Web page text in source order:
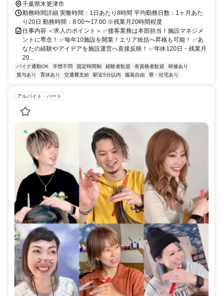
千葉県木更津市
勤務時間詳細 実働時間：1日あたり8時間 平均勤務日数：1ヶ月あた
り20日 勤務時間：8:00〜17:00 ※残業月20時間程度
仕事内容 ＜求人のポイント＞ ✅接客業務は本部担当！施設マネジメ
ントに専念！ ✅毎年10施設を開業！エリア統括へ昇格も可能！ ✅あ
なたの経験やアイデアを施設運営へ直接反映！ ✅年休120日・残業月
20...
バイク通勤OK 学歴不問 固定時間制 経験者歓迎 有資格者歓迎
研修あり
賞与あり
育休あり 交通費支給 駅近5分以内 服装自由 寮・社宅あり
アルバイト・パート